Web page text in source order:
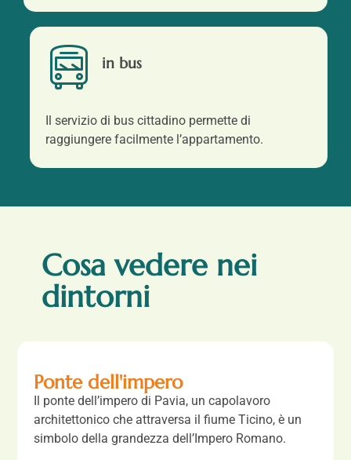
in bus
Il servizio di bus cittadino permette di
raggiungere facilmente l’appartamento.
Cosa vedere nei
dintorni
Ponte dell'impero
Il ponte dell’impero di Pavia, un capolavoro
architettonico che attraversa il fiume Ticino, è un
simbolo della grandezza dell’Impero Romano.